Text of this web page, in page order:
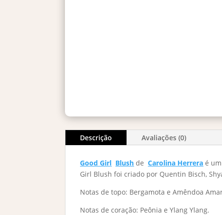
Descrição Avaliações (0)
Good Girl Blush de Carolina Herrera é
Girl Blush foi criado por Quentin Bisch,
Notas de topo: Bergamota e Amêndoa
Notas de coração: Peônia e Ylang Ylang.